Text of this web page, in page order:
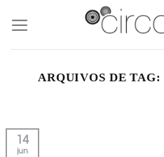
content
ARQUIVOS DE TAG:
14
jun